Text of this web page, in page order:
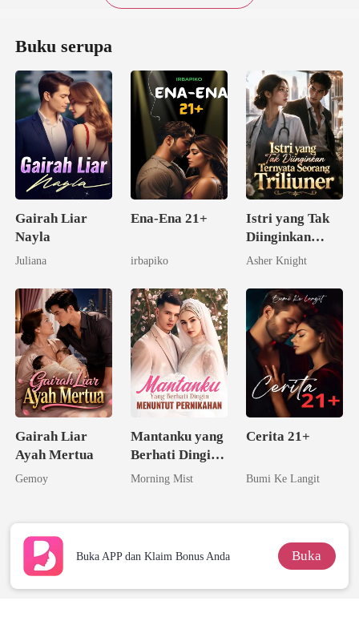
Buku serupa
Gairah Liar
Nayla
Juliana
Ena-Ena 21+
irbapiko
Istri yang Tak
Diinginkan
Ternyata
Triliuner
Asher Knight
Gairah Liar
Ayah Mertua
Gemoy
Mantanku yang
Berhati Dingin
Menuntut
Morning Mist
Cerita 21+
Bumi Ke Langit
Buka APP dan Klaim Bonus Anda Buka